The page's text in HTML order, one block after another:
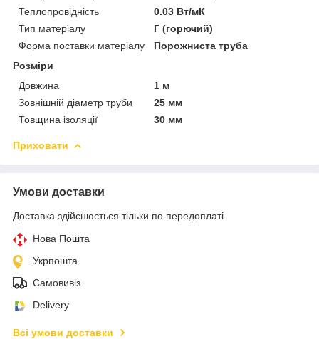
Теплопровідність
0.03 Вт/мК
Тип матеріалу
Г (горючий)
Форма поставки матеріалу
Порожниста труба
Розміри
Довжина
1 м
Зовнішній діаметр труби
25 мм
Товщина ізоляції
30 мм
Приховати
Умови доставки
Доставка здійснюється тільки по передоплаті.
Нова Пошта
Укрпошта
Самовивіз
Delivery
Всі умови доставки